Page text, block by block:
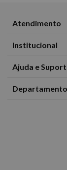
Atendimento
Institucional
Ajuda e